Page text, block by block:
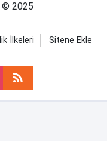
© 2025
İlkeleri Sitene Ekle